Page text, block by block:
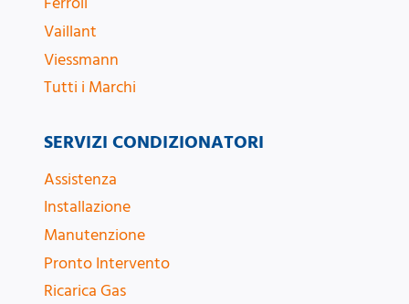
Vaillant
Viessmann
Tutti i Marchi
SERVIZI CONDIZIONATORI
Assistenza
Installazione
Manutenzione
Pronto Intervento
Ricarica Gas